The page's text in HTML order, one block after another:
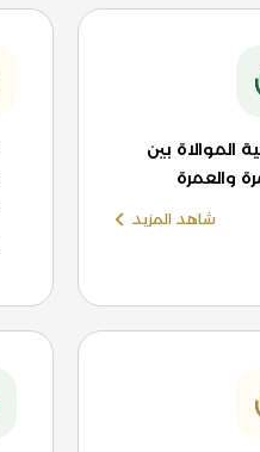
الموالاة بين
والعمرة
شاهد المزيد